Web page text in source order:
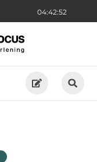
04:42:53